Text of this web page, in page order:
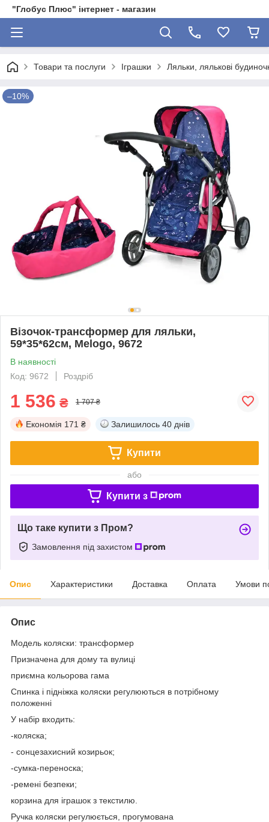
"Глобус Плюс" інтернет - магазин
Товари та послуги Іграшки Ляльки, лялькові
–10%
Візочок-трансформер для ляльки,
59*35*62см, Melogo, 9672
В наявності
Код: 9672
Роздріб
1 536 ₴ 1 707 ₴
Економія 171 ₴ Залишилось 40 днів
Купити
або
Купити з
Що таке купити з Пром?
Замовлення під захистом
Опис Характеристики Доставка Оплата Умови
Опис
Модель коляски: трансформер
Призначена для дому та вулиці
приємна кольорова гама
Спинка і підніжка коляски регулюються в потрібному
положенні
У набір входить:
-коляска;
- сонцезахисний козирьок;
-сумка-переноска;
-ремені безпеки;
корзина для іграшок з текстилю.
Ручка коляски регулюється, прогумована